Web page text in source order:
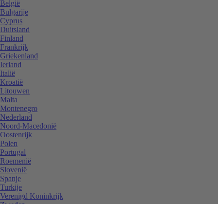
België
Bulgarije
Cyprus
Duitsland
Finland
Frankrijk
Griekenland
Ierland
Italië
Kroatië
Litouwen
Malta
Montenegro
Nederland
Noord-Macedonië
Oostenrijk
Polen
Portugal
Roemenië
Slovenië
Spanje
Turkije
Verenigd Koninkrijk